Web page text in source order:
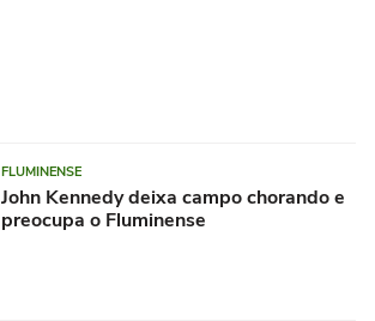
FLUMINENSE
John Kennedy deixa campo chorando e
preocupa o Fluminense